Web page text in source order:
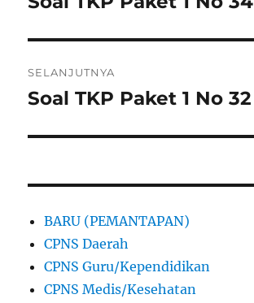
SELANJUTNYA
Pos
Soal TKP Paket 1 No 32
BARU (PEMANTAPAN)
CPNS Daerah
CPNS Guru/Kependidikan
CPNS Medis/Kesehatan